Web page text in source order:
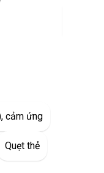
cảm ứng
Quẹt thẻ